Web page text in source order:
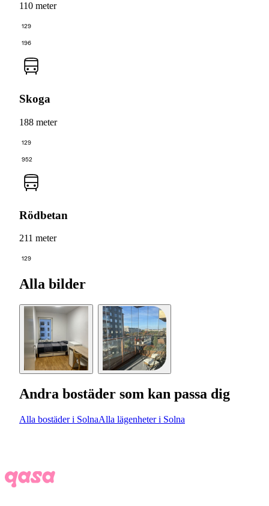
110 meter
129
196
Skoga
188 meter
129
952
Rödbetan
211 meter
129
Alla bilder
Andra bostäder som kan passa dig
Alla bostäder i SolnaAlla lägenheter i Solna